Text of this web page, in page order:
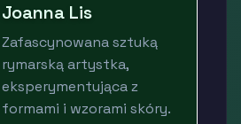
Joanna Lis
Zafascynowana sztuką
rymarską artystka,
eksperymentująca z
formami i wzorami skóry.